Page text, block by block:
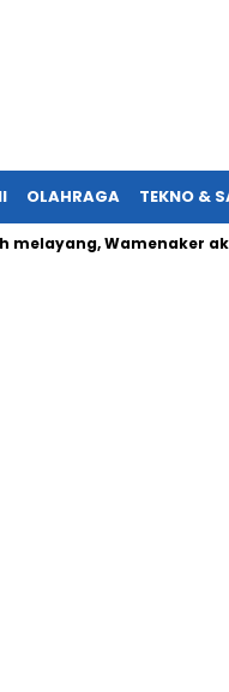
OLAHRAGA TEKNO &
Wamenaker akan